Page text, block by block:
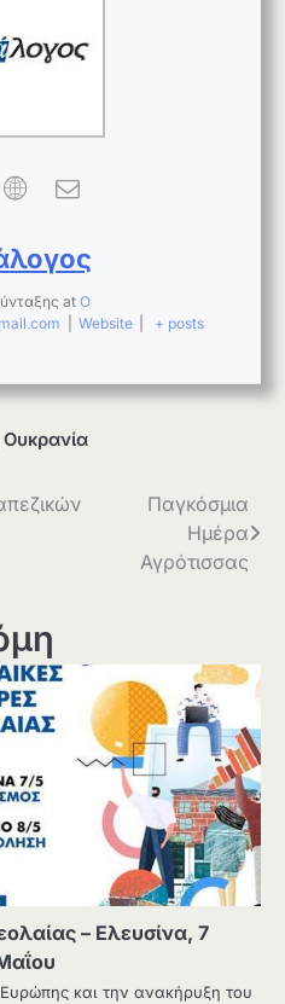
at Ο
Website + posts
Ουκρανία
Παγκόσμια
Ημέρα
Αγρότισσας
– Ελευσίνα, 7
και την ανακήρυξη του